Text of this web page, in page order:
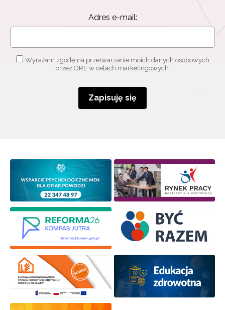
Adres e-mail:
Wyrażam zgodę na przetwarzanie moich danych osobowych
przez ORE w celach marketingowych.
Zapisuję się
Zapisz się i bądź na bieżąco z najnowszymi
Adres e-mail:
Wyrażam zgodę na przetwarzanie moich danych
osobowych przez ORE w celach marketingowych.